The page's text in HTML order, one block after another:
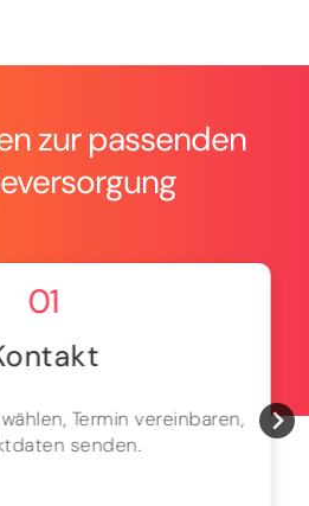
zur passenden
01
Termin vereinbaren,
senden.